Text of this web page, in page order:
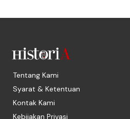
Tentang Kami
Syarat & Ketentuan
Kontak Kami
Kebijakan Privasi